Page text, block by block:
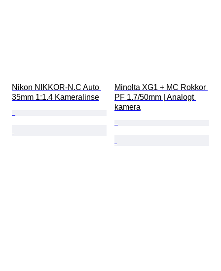
Nikon NIKKOR-N.C Auto
35mm 1:1.4 Kameralinse
Minolta XG1 + MC Rokkor
PF 1.7/50mm | Analogt
kamera